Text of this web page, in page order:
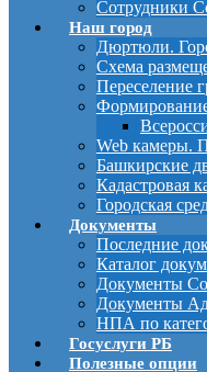
Сотрудники
Наш город
Дюртюли.
Схема
Переселение
Web камеры.
Башкирские
Кадастровая
Городская
Документы
Последние
Каталог
Документы
Документы
НПА по
Госуслуги РБ
Полезные опции